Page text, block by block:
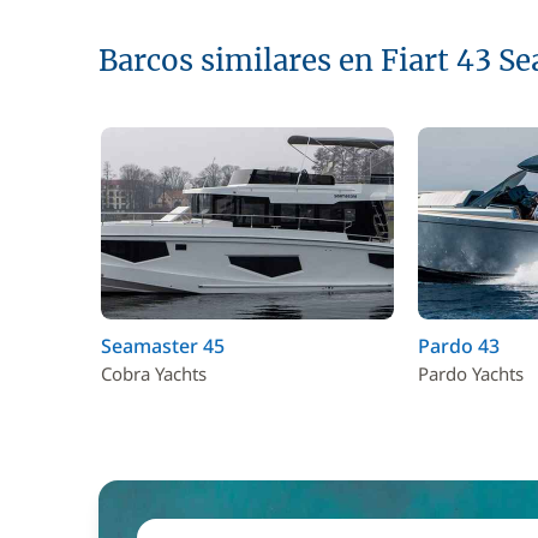
Barcos similares en Fiart 43
Seamaster 45
Cobra Yachts
Pardo 43
Pardo Yachts